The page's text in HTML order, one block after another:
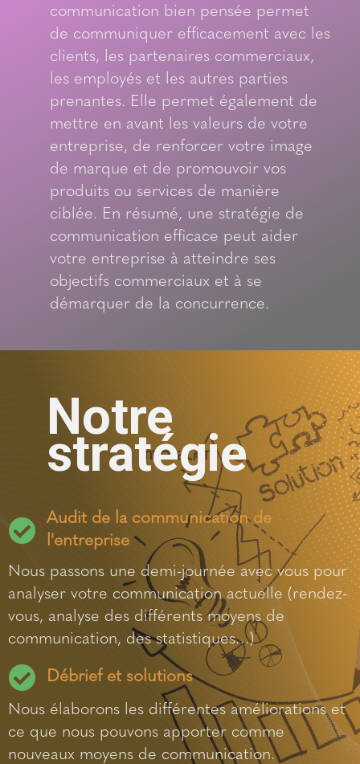
communication bien pensée permet
de communiquer efficacement avec les
clients, les partenaires commerciaux,
les employés et les autres parties
prenantes. Elle permet également de
mettre en avant les valeurs de votre
entreprise, de renforcer votre image
de marque et de promouvoir vos
produits ou services de manière
ciblée. En résumé, une stratégie de
communication efficace peut aider
votre entreprise à atteindre ses
objectifs commerciaux et à se
démarquer de la concurrence.
Notre
stratégie
Audit de la communication de
l'entreprise
Nous passons une demi-journée avec vous pour
analyser votre communication actuelle (rendez-
vous, analyse des différents moyens de
communication, des statistiques…)
Débrief et solutions
Nous élaborons les différentes améliorations et
ce que nous pouvons apporter comme
nouveaux moyens de communication.